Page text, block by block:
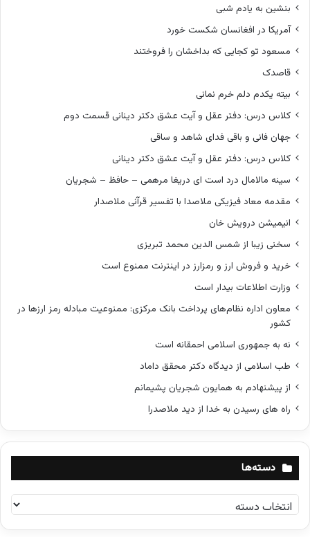
بنشین به یادم شبی
آمریکا در افغانسان شکست خورد
مسعود تو کجایی که بداخشان را فروختند
قاصدک
بیته یکدم دلم خرم نمانی
کلاس درس: دفتر عقل و آیت عشق دکتر دینانی قسمت دوم
جهان فانی و باقی فدای شاهد و ساقی
کلاس درس: دفتر عقل و آیت عشق دکتر دینانی
سینه مالامال درد است ای دریغا مرهمی – حافظ – شجریان
مقدمه معاد فیزیکی ملاصدا با تفسیر قرآنی ملاصدار
انیمیشن درویش خان
سخنی زیبا از شمس الدین محمد تبریزی
خرید و فروش ارز و رمزارز در اینترنت ممنوع است
وزارت اطلاعات بیدار است
معاون اداره نظام‌های پرداخت بانک مرکزی: ممنوعیت مبادله رمز ارزها در
کشور
نه به جمهوری اسلامی احمقانه است
طب اسلامی از دیدگاه دکتر محقق داماد
از پیشنهادم به همایون شجریان پشیمانم
راه های رسیدن به خدا از دید ملاصدرا
دسته‌ها
د
س
ت